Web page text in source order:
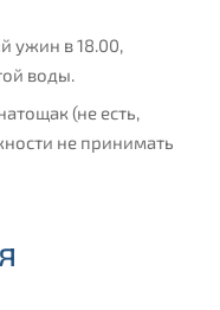
ужин в 18.00,
воды.
(не есть,
не принимать